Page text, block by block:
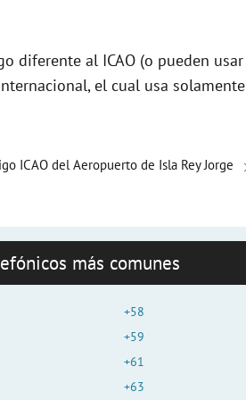
diferente al ICAO (o pueden usar
el cual usa solamente
ICAO del Aeropuerto de Isla Rey Jorge
más comunes
+58
+59
+61
+63